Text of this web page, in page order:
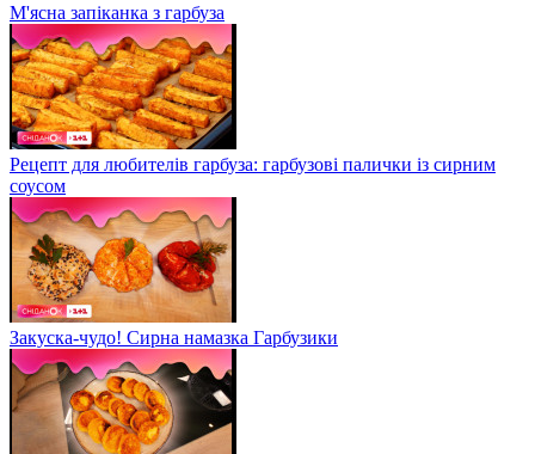
М'ясна запіканка з гарбуза
Рецепт для любителів гарбуза: гарбузові палички із сирним
соусом
Закуска-чудо! Сирна намазка Гарбузики